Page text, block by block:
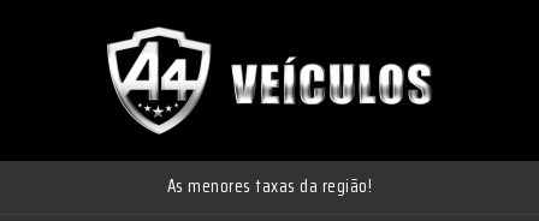
As menores taxas da região!